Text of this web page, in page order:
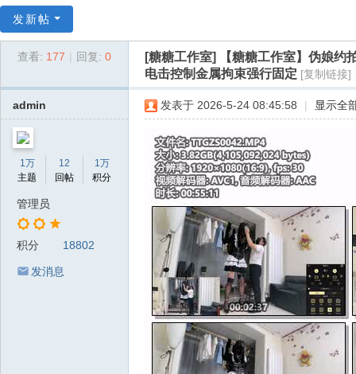
域
坛
发新帖
查看: 177 回复: 0 [糖糖工作室]
【糖糖工作室】伪娘
电击控制金属拘束强行固定 [复制链接]
admin
1万
主题
12
回帖
1万
积分
管理员
积分 18802
发消息
发表于 2026-5-24 08:45:58 显示全